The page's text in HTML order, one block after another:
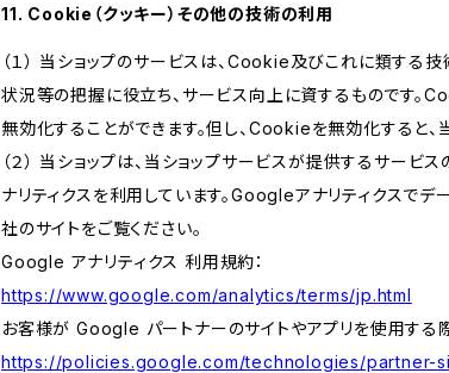
11. Cookie（クッキー）その他の技術の利用
（１） 当ショップのサービスは、Cookie及びこれに類する
状況等の把握に役立ち、サービス向上に資するものです。
無効化することができます。但し、Cookieを無効化すると
（２） 当ショップは、当ショップサービスが提供するサ
ナリティクスを利用しています。Googleアナリティクスで
社のサイトをご覧ください。
Google アナリティクス 利用規約：
https://www.google.com/analytics/terms/jp.html
お客様が Google パートナーのサイトやアプリを使用する
https://policies.google.com/technologies/partner-